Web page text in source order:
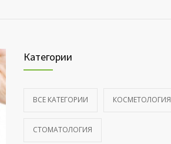
Категории
ВСЕ КАТЕГОРИИ КОСМЕТОЛОГИЯ
СТОМАТОЛОГИЯ